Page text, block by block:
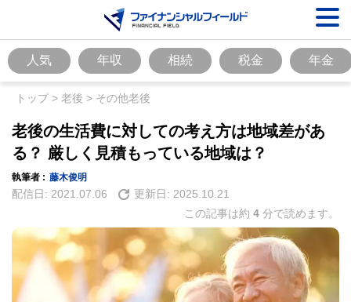
人気 年収 相続 税金 年金
トップ> 老後 > その他老後
老後の生活費に対しての考え方は地域差があ
る？ 厳しく見積もっている地域は？
執筆者 : 藤木俊明
配信日: 2021.07.06 更新日: 2025.10.21
この記事は約 4 分で読めます。